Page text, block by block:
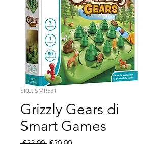
SKU: SMR531
Grizzly Gears di
Smart Games